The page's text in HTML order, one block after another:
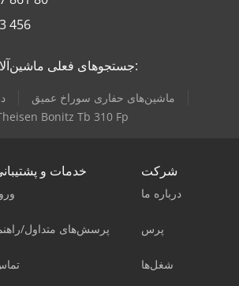
456
جستجوهای فعلی ماشین‌آلات:
ماشین‌های حفاری سوراخ عمیق
Bonitz Tb 310 Fp
خدمات و
پرسش‌های متداول/
شرکت
درباره ما
پرس
شغل‌ها